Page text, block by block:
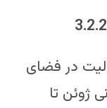
در فضای
ژوئن تا